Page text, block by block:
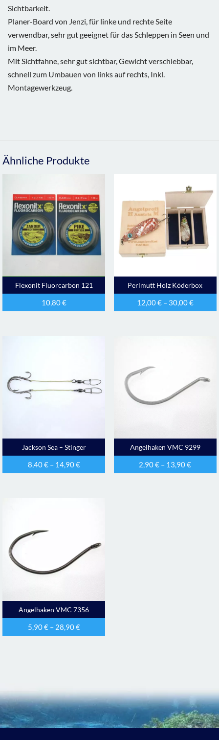
Sichtbarkeit.
Planer-Board von Jenzi, für linke und rechte Seite
verwendbar, sehr gut geeignet für das Schleppen in Seen und
im Meer.
Mit Sichtfahne, sehr gut sichtbar, Gewicht verschiebbar,
schnell zum Umbauen von links auf rechts, Inkl.
Montagewerkzeug.
Ähnliche Produkte
Flexonit Fluorcarbon 121
10,80€
Perlmutt Holz Köderbox
12,00€– 30,00€
Jackson Sea – Stinger
8,40€– 14,90€
Angelhaken VMC 9299
2,90€ – 13,90€
Angelhaken VMC 7356
5,90€– 28,90€